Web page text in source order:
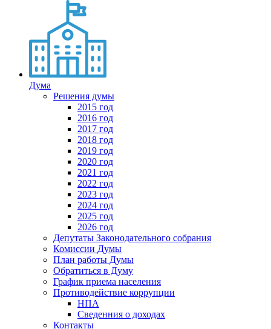
Дума
Решения думы
2015 год
2016 год
2017 год
2018 год
2019 год
2020 год
2021 год
2022 год
2023 год
2024 год
2025 год
2026 год
Депутаты Законодательного собрания
Комиссии Думы
План работы Думы
Обратиться в Думу
График приема населения
Противодействие коррупции
НПА
Сведенния о доходах
Контакты